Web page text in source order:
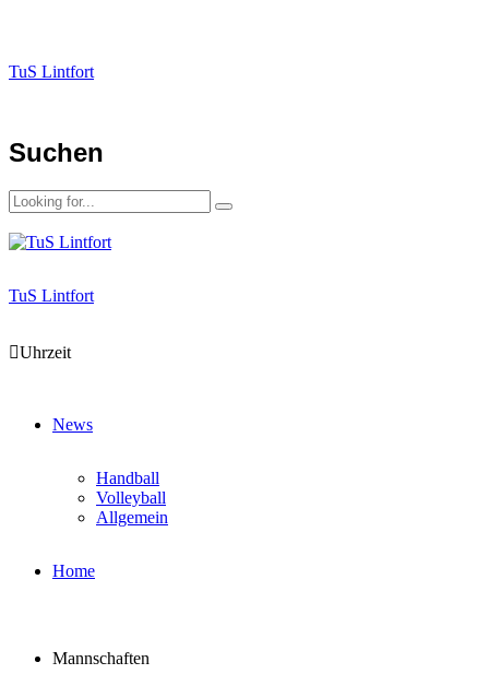
TuS Lintfort
Suchen
TuS Lintfort
Uhrzeit
News
Handball
Volleyball
Allgemein
Home
Mannschaften